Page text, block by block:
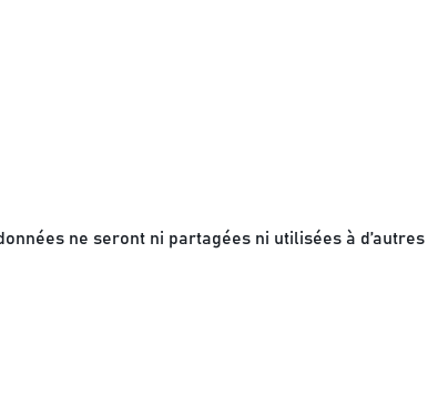
ne seront ni partagées ni utilisées à d’autres